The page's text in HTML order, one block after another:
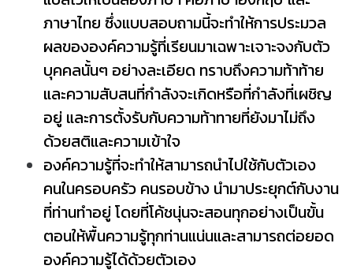
ภาษาไทย ซึ่งแบบสอบถามนี้จะทำให้การประมวล
ผลขององค์ความรู้ที่เรียนมาเฉพาะเจาะจงกับตัว
บุคคลนั้นๆ อย่างละเอียด ทราบถึงความท้าท้าย
และความสับสนที่กำลังจะเกิดหรือที่กำลังที่เผชิญ
อยู่ และการตั้งรับกับความท้าทายที่ยังมาไม่ถึง
ด้วยสติและความเข้าใจ
องค์ความรู้ที่จะทำให้สามารถนำไปใช้กับตัวเอง
คนในครอบครัว คนรอบข้าง นำมาประยุกต์กับงาน
ที่ท่านทำอยู่ โดยที่โค้ชนุ่นจะสอนทุกอย่างเป็นขั้น
ตอนให้พื้นความรู้ทุกท่านแน่นและสามารถต่อยอด
องค์ความรู้ได้ด้วยตัวเอง